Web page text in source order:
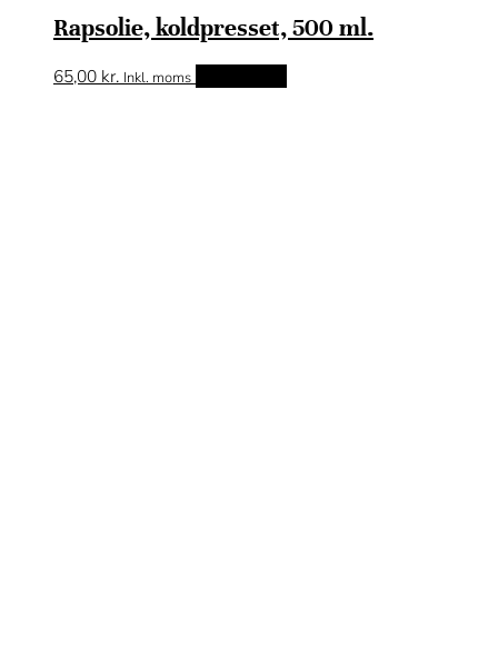
Rapsolie, koldpresset, 500 ml.
65,00 kr. Inkl. moms